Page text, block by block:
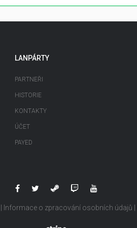
LANPÁRTY
PARTNEŘI
HISTORIE
KONTAKTY
ÚČET
PAYED
Informace o zpracování osobních údajů